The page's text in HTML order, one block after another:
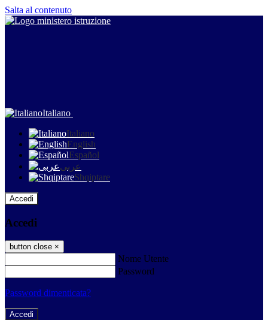
Salta al contenuto
Italiano
Italiano
English
Español
عربى
Shqiptare
Accedi
Accedi
button close ×
Nome Utente
Password
Password dimenticata?